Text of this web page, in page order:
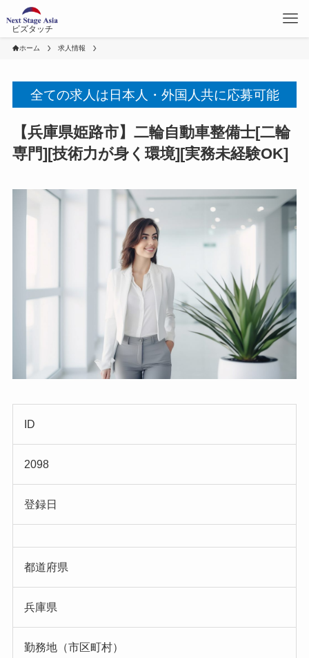
ビズタッチ
ホーム 求人情報
全ての求人は日本人・外国人共に応募可能
【兵庫県姫路市】二輪自動車整備士[二輪
専門][技術力が身く環境][実務未経験OK]
ID
2098
登録日
都道府県
兵庫県
勤務地（市区町村）